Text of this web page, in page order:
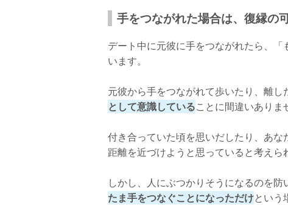
手をつながれた場合は、復縁の
デート中に元彼に手をつながれたら、
います。
元彼から手をつながれて歩いたり、離し
として意識していることに間違いありま
付き合っていた頃を思いだしたり、あ
距離を近づけようと思っていると考えら
しかし、人にぶつかりそうになるのを防
たま手をつなぐことになっただけという